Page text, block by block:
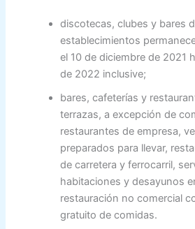
discotecas, clubes y bares
establecimientos
el 10 de diciembre de 2021
de 2022 inclusive;
bares, cafeterías y
terrazas, a excepción de
restaurantes de empresa,
preparados para llevar,
de carretera y ferrocarril,
habitaciones y desayunos
restauración no comercial
gratuito de comidas.